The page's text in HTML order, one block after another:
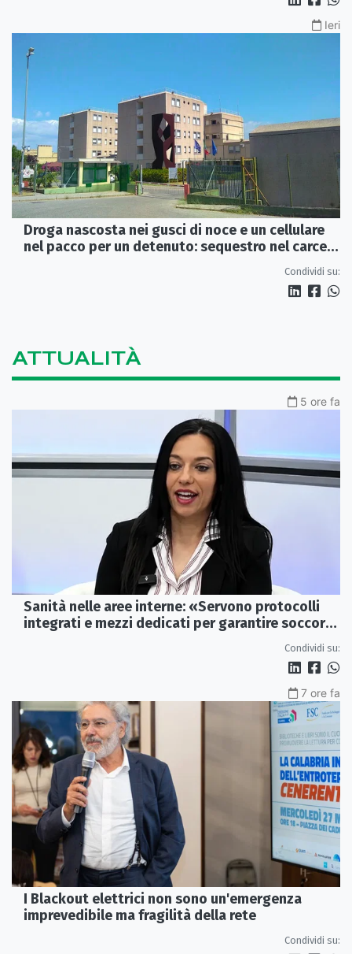
Ieri
Droga nascosta nei gusci di noce e un cellulare
nel pacco per un detenuto: sequestro nel carcere
Condividi su:
ATTUALITÀ
5 ore fa
Sanità nelle aree interne: «Servono protocolli
integrati e mezzi dedicati per garantire soccorsi
Condividi su:
7 ore fa
I Blackout elettrici non sono un'emergenza
imprevedibile ma fragilità della rete
Condividi su: